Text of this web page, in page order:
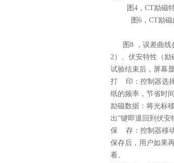
图4，CT励磁
图6，CT励
图8 ，误差曲
2）、伏安特性（励
试验结束后，屏幕
打 印：控制器选择
纸的频率，
励磁数据：将光标
出”键即退回到伏安
保 存：控制器移动
保存后，用户如果
看。